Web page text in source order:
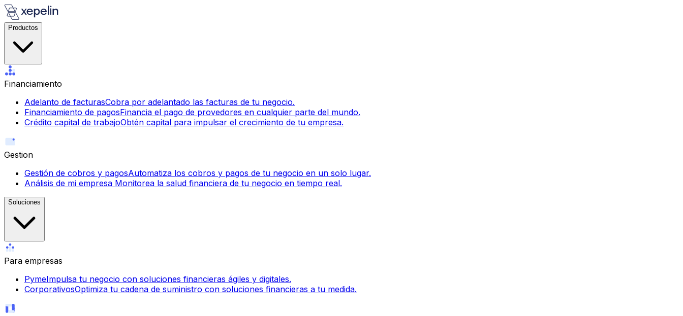
Productos
Financiamiento
Adelanto de facturasCobra por adelantado las facturas de tu negocio.
Financiamiento de pagosFinancia el pago de provedores en cualquier parte del mundo.
Crédito capital de trabajoObtén capital para impulsar el crecimiento de tu empresa.
Gestion
Gestión de cobros y pagosAutomatiza los cobros y pagos de tu negocio en un solo lugar.
Análisis de mi empresa Monitorea la salud financiera de tu negocio en tiempo real.
Soluciones
Para empresas
PymeImpulsa tu negocio con soluciones financieras ágiles y digitales.
CorporativosOptimiza tu cadena de suministro con soluciones financieras a tu medida.